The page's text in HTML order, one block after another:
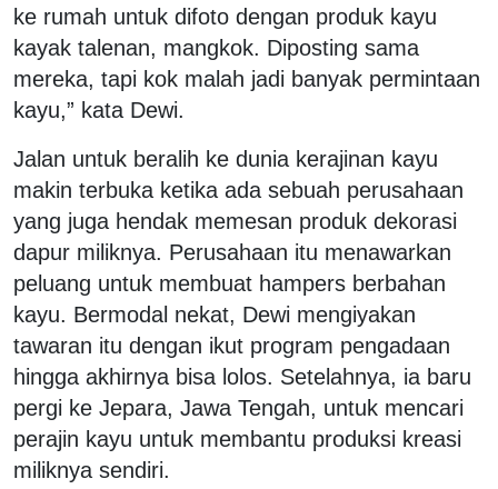
ke rumah untuk difoto dengan produk kayu
kayak talenan, mangkok. Diposting sama
mereka, tapi kok malah jadi banyak permintaan
kayu,” kata Dewi.
Jalan untuk beralih ke dunia kerajinan kayu
makin terbuka ketika ada sebuah perusahaan
yang juga hendak memesan produk dekorasi
dapur miliknya. Perusahaan itu menawarkan
peluang untuk membuat hampers berbahan
kayu. Bermodal nekat, Dewi mengiyakan
tawaran itu dengan ikut program pengadaan
hingga akhirnya bisa lolos. Setelahnya, ia baru
pergi ke Jepara, Jawa Tengah, untuk mencari
perajin kayu untuk membantu produksi kreasi
miliknya sendiri.